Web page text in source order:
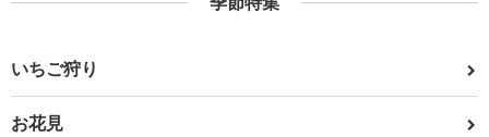
いちご狩り
お花見